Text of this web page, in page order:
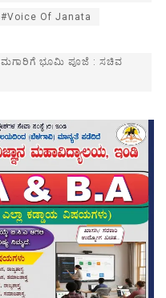
#Voice Of Janata
ಭೂಮಿ ಪೂಜೆ : ಸಚಿವ